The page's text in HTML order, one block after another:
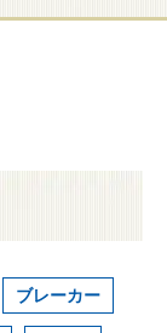
ブレーカー